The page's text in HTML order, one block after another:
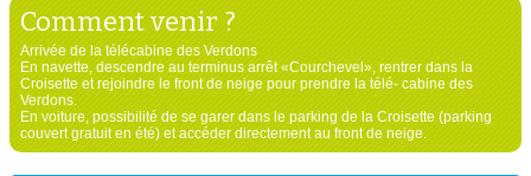
Comment venir ?
Arrivée de la télécabine des Verdons
En navette, descendre au terminus arrêt «Courchevel», rentrer dans la
Croisette et rejoindre le front de neige pour prendre la télé- cabine des
Verdons.
En voiture, possibilité de se garer dans le parking de la Croisette (parking
couvert gratuit en été) et accéder directement au front de neige.